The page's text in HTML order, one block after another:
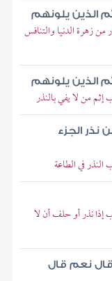
الذين يلونهم
زهرة الدنيا والتنافس
الذين يلونهم
من لا يفي بالنذر
نذر الجزء
في الطاعة
نذر أو حلف أن لا
نعم قال